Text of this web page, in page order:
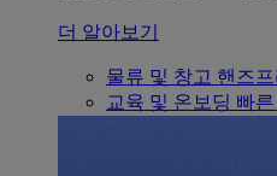
더 알아보기
물류 및 창고 핸즈
교육 및 온보딩 빠